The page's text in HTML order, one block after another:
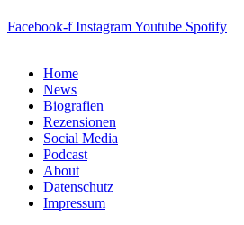
Facebook-f InstagramYoutube Spotify
Home
News
Biografien
Rezensionen
Social Media
Podcast
About
Datenschutz
Impressum